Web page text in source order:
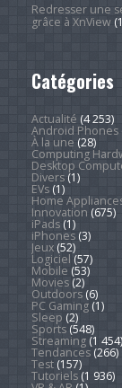
Redresser une
grâce à XnView
Catégories
Actualité (4 253)
Android Phones
À la une (28)
Computing
Desktop
Divers(1)
EVs(1)
Home
Innovation (675)
iPads(1)
iPhones(3)
Jeux(52)
Logiciel (57)
Mobile (53)
Movies(2)
Outdoors(6)
PC Gaming(1)
Sleep (2)
Sports(548)
Streaming(1 454)
Tendances(266)
Test(157)
Tutoriels(1 936)